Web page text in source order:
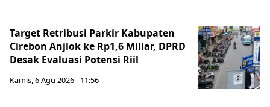
Target Retribusi Parkir Kabupaten
Cirebon Anjlok ke Rp1,6 Miliar, DPRD
Desak Evaluasi Potensi Riil
Kamis, 6 Agu 2026 - 11:56